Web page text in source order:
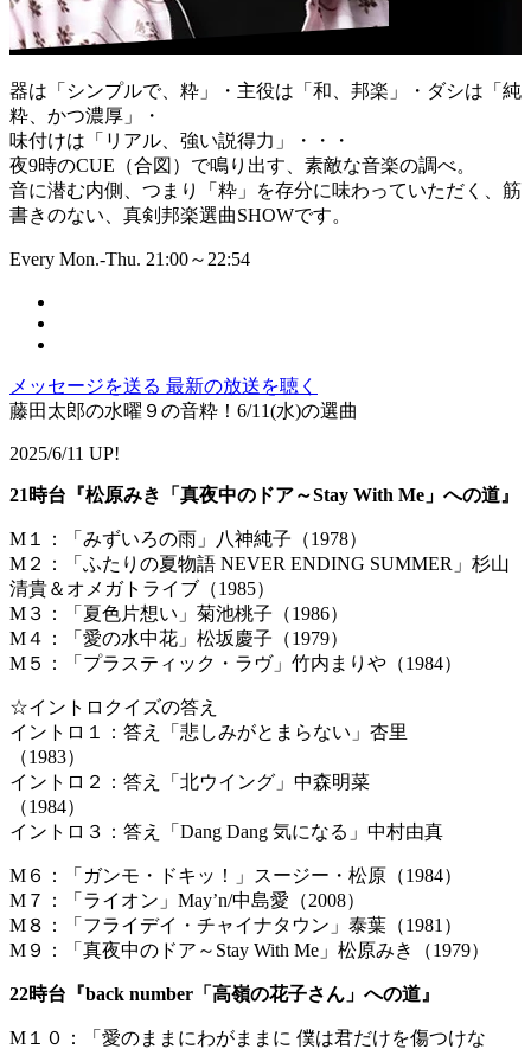
器は「シンプルで、粋」・主役は「和、邦楽」・ダシは「純
粋、かつ濃厚」・
味付けは「リアル、強い説得力」・・・
夜9時のCUE（合図）で鳴り出す、素敵な音楽の調べ。
音に潜む内側、つまり「粋」を存分に味わっていただく、筋
書きのない、真剣邦楽選曲SHOWです。
Every Mon.-Thu. 21:00～22:54
メッセージを送る 最新の放送を聴く
藤田太郎の水曜９の音粋！6/11(水)の選曲
2025/6/11 UP!
21時台『松原みき「真夜中のドア～Stay With Me」への道』
M１：「みずいろの雨」八神純子（1978）
M２：「ふたりの夏物語 NEVER ENDING SUMMER」杉山
清貴＆オメガトライブ（1985）
M３：「夏色片想い」菊池桃子（1986）
M４：「愛の水中花」松坂慶子（1979）
M５：「プラスティック・ラヴ」竹内まりや（1984）
☆イントロクイズの答え
イントロ１：答え「悲しみがとまらない」杏里
（1983）
イントロ２：答え「北ウイング」中森明菜
（1984）
イントロ３：答え「Dang Dang 気になる」中村由真
M６：「ガンモ・ドキッ！」スージー・松原（1984）
M７：「ライオン」May’n/中島愛（2008）
M８：「フライデイ・チャイナタウン」泰葉（1981）
M９：「真夜中のドア～Stay With Me」松原みき（1979）
22時台『back number「高嶺の花子さん」への道』
M１０：「愛のままにわがままに 僕は君だけを傷つけな